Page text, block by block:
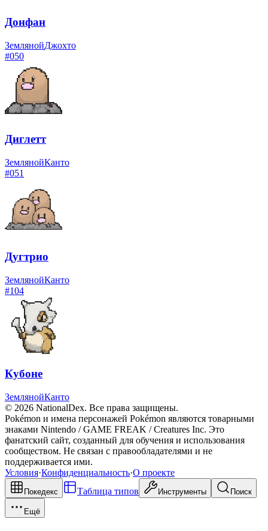
Донфан
ЗемлянойДжохто
#050
Диглетт
ЗемлянойКанто
#051
Дугтрио
ЗемлянойКанто
#104
Кубоне
ЗемлянойКанто
© 2026 NationalDex. Все права защищены.
Pokémon и имена персонажей Pokémon являются товарными
знаками Nintendo / GAME FREAK / Creatures Inc. Это
фанатский сайт, созданный для обучения и использования
сообществом. Не связан с правообладателями и не
поддерживается ими.
Условия·Конфиденциальность·О проекте
Покедекс Таблица типов Инструменты Поиск
Ещё